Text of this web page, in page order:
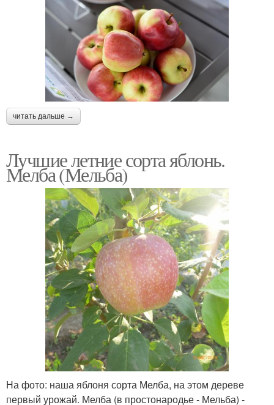
читать дальше →
Лучшие летние сорта яблонь.
Мелба (Мельба)
На фото: наша яблоня сорта Мелба, на этом дереве
первый урожай. Мелба (в простонародье - Мельба) -